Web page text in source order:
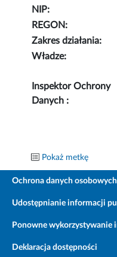
NIP:
REGON:
Zakres działania:
Władze:
Inspektor Ochrony
Danych :
Pokaż metkę
Ochrona danych osobowych
Udostępnianie informacji
Ponowne wykorzystywanie
Deklaracja dostępności